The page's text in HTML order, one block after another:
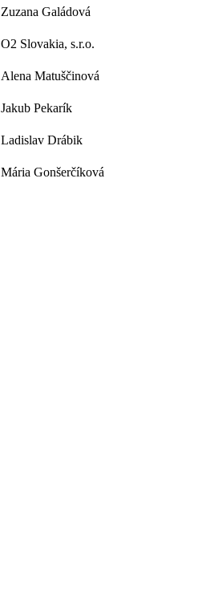
Zuzana Galádová
O2 Slovakia, s.r.o.
Alena Matuščinová
Jakub Pekarík
Ladislav Drábik
Mária Gonšerčíková